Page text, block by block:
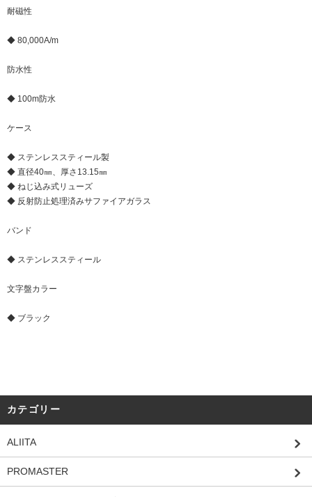
耐磁性
◆ 80,000A/m
防水性
◆ 100m防水
ケース
◆ ステンレススティール製
◆ 直径40㎜、厚さ13.15㎜
◆ ねじ込み式リューズ
◆ 反射防止処理済みサファイアガラス
バンド
◆ ステンレススティール
文字盤カラー
◆ ブラック
カテゴリー
ALIITA
PROMASTER